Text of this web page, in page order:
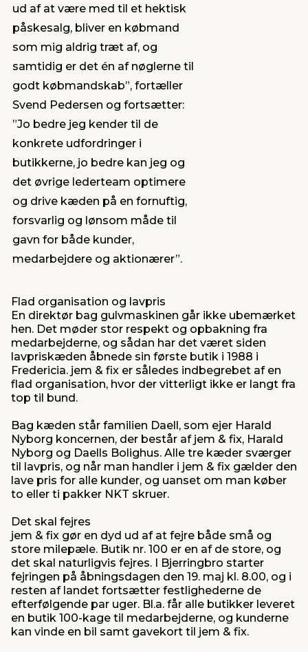
ud af at være med til et hektisk
påskesalg, bliver en købmand
som mig aldrig træt af, og
samtidig er det én af nøglerne til
godt købmandskab”, fortæller
Svend Pedersen og fortsætter:
”Jo bedre jeg kender til de
konkrete udfordringer i
butikkerne, jo bedre kan jeg og
det øvrige lederteam optimere
og drive kæden på en fornuftig,
forsvarlig og lønsom måde til
gavn for både kunder,
medarbejdere og aktionærer”.
Flad organisation og lavpris
En direktør bag gulvmaskinen går ikke ubemærket
hen. Det møder stor respekt og opbakning fra
medarbej­der­ne, og sådan har det været siden
lavpriskæden åbnede sin første butik i 1988 i
Fredericia. jem & fix er således indbegrebet af en
flad organisation, hvor der vitterligt ikke er langt fra
top til bund.
Bag kæden står familien Daell, som ejer Harald
Nyborg koncernen, der består af jem & fix, Harald
Nyborg og Daells Bolighus. Alle tre kæder sværger
til lavpris, og når man handler i jem & fix gælder den
lave pris for alle kunder, og uanset om man køber
to eller ti pakker NKT skruer.
Det skal fejres
jem & fix gør en dyd ud af at fejre både små og
store milepæle. Butik nr. 100 er en af de store, og
det skal naturligvis fejres. I Bjerringbro starter
fejringen på åbningsdagen den 19. maj kl. 8.00, og i
resten af landet fortsætter festlighederne de
efterfølgende par uger. Bl.a. får alle butikker leveret
en butik 100-kage til medarbejderne, og kunderne
kan vinde en bil samt gavekort til jem & fix.